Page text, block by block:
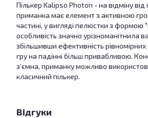
Пількер Kalipso Photon - на відміну від
приманка має елемент з активною
частині, у вигляді пелюстки з формою
особливість значно урізноманітнила
збільшивши ефективність
гру на падінні більш привабливою.
з’ємна, приманку можливо
класичний пількер.
Відгуки